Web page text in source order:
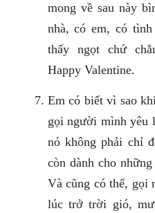
mong về sau này
nhà, có em, có
thấy ngọt chứ
Happy Valentine.
Em có biết vì sao
gọi người mình yêu
nó không phải chỉ
còn dành cho
Và cũng có thể, gọi
lúc trở trời gió,